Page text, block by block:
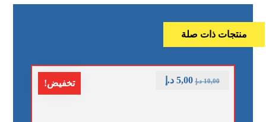
منتجات ذات صلة
تخفيض! 10,00 د.إ 5,00 د.إ